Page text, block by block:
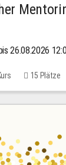
26.08.2026
15 Plätze